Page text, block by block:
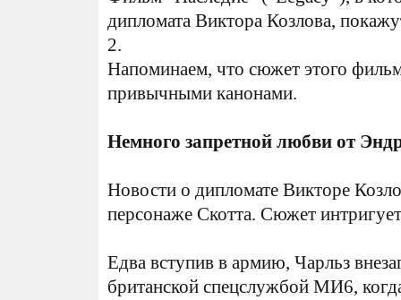
дипломата Виктора Козлова,
2.
Напоминаем, что сюжет этого
привычными канонами.
Немного запретной любви от
Новости о дипломате Викторе
персонаже Скотта. Сюжет
Едва вступив в армию, Чарльз
британской спецслужбой МИ6,